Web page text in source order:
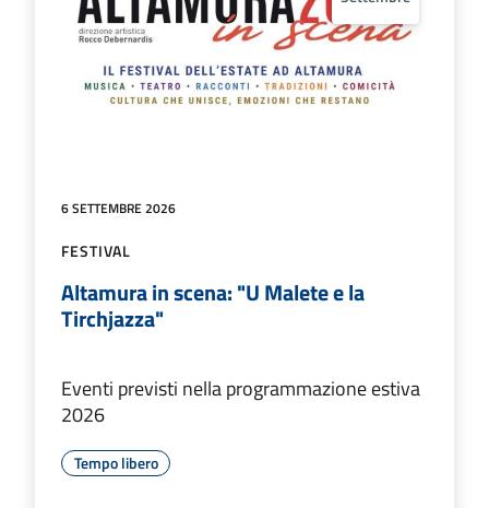
6 SETTEMBRE 2026
FESTIVAL
Altamura in scena: "U Malete e la
Tirchjazza"
Eventi previsti nella programmazione estiva
2026
Tempo libero